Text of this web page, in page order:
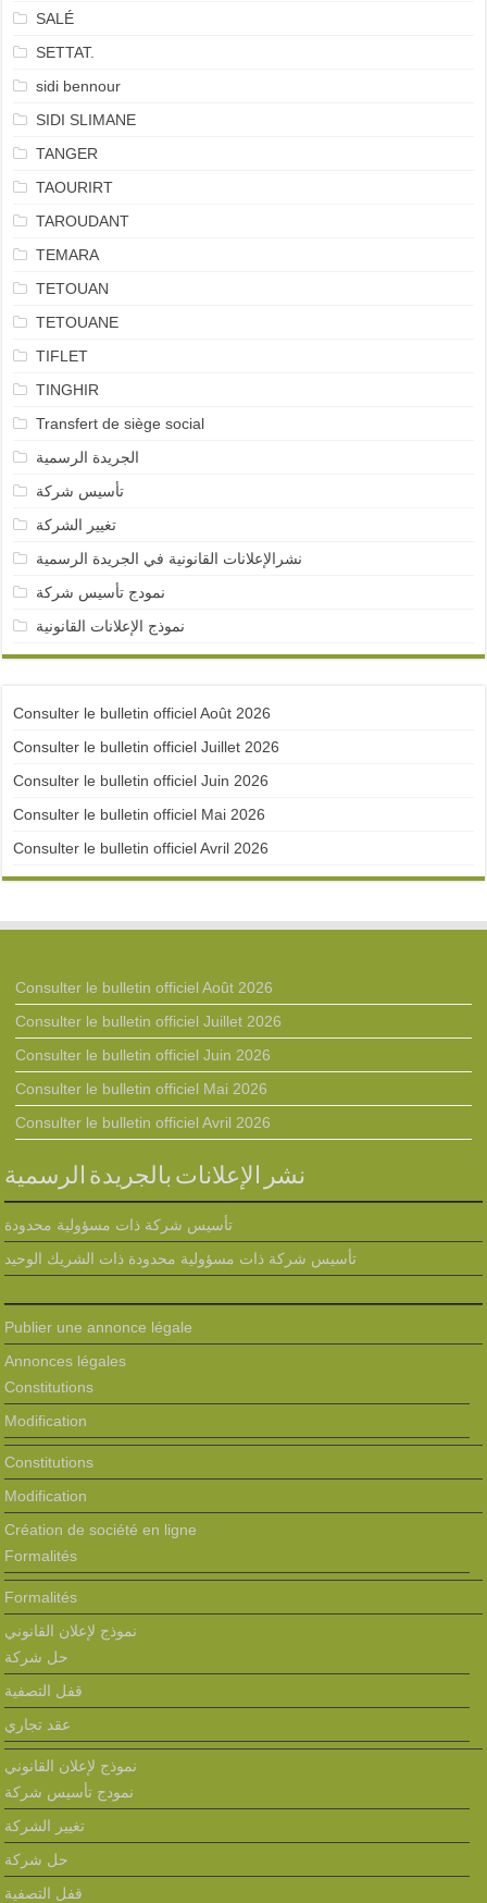
SALÉ
SETTAT.
sidi bennour
SIDI SLIMANE
TANGER
TAOURIRT
TAROUDANT
TEMARA
TETOUAN
TETOUANE
TIFLET
TINGHIR
Transfert de siège social
الجريدة الرسمية
تأسيس شركة
تغيير الشركة
نشرالإعلانات القانونية في الجريدة الرسمية
نمودج تأسيس شركة
نموذج الإعلانات القانونية
Consulter le bulletin officiel Août 2026
Consulter le bulletin officiel Juillet 2026
Consulter le bulletin officiel Juin 2026
Consulter le bulletin officiel Mai 2026
Consulter le bulletin officiel Avril 2026
Consulter le bulletin officiel Août 2026
Consulter le bulletin officiel Juillet 2026
Consulter le bulletin officiel Juin 2026
Consulter le bulletin officiel Mai 2026
Consulter le bulletin officiel Avril 2026
نشر الإعلانات بالجريدة الرسمية
تأسيس شركة ذات مسؤولية محدودة
تأسيس شركة ذات مسؤولية محدودة ذات الشريك الوحيد
Publier une annonce légale
Annonces légales
Constitutions
Modification
Constitutions
Modification
Création de société en ligne
Formalités
Formalités
نموذج لإعلان القانوني
حل شركة
قفل التصفية
عقد تجاري
نموذج لإعلان القانوني
نمودج تأسيس شركة
تغيير الشركة
حل شركة
قفل التصفية